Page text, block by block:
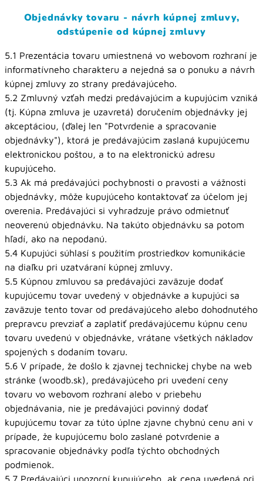
Objednávky tovaru - návrh kúpnej zmluvy,
odstúpenie od kúpnej zmluvy
5.1 Prezentácia tovaru umiestnená vo webovom rozhraní je
informatívneho charakteru a nejedná sa o ponuku a návrh
kúpnej zmluvy zo strany predávajúceho.
5.2 Zmluvný vzťah medzi predávajúcim a kupujúcim vzniká
(tj. Kúpna zmluva je uzavretá) doručením objednávky jej
akceptáciou, (ďalej len "Potvrdenie a spracovanie
objednávky"), ktorá je predávajúcim zaslaná kupujúcemu
elektronickou poštou, a to na elektronickú adresu
kupujúceho.
5.3 Ak má predávajúci pochybnosti o pravosti a vážnosti
objednávky, môže kupujúceho kontaktovať za účelom jej
overenia. Predávajúci si vyhradzuje právo odmietnuť
neoverenú objednávku. Na takúto objednávku sa potom
hľadí, ako na nepodanú.
5.4 Kupujúci súhlasí s použitím prostriedkov komunikácie
na diaľku pri uzatváraní kúpnej zmluvy.
5.5 Kúpnou zmluvou sa predávajúci zaväzuje dodať
kupujúcemu tovar uvedený v objednávke a kupujúci sa
zaväzuje tento tovar od predávajúceho alebo dohodnutého
prepravcu prevziať a zaplatiť predávajúcemu kúpnu cenu
tovaru uvedenú v objednávke, vrátane všetkých nákladov
spojených s dodaním tovaru.
5.6 V prípade, že došlo k zjavnej technickej chybe na web
stránke (woodb.sk), predávajúceho pri uvedení ceny
tovaru vo webovom rozhraní alebo v priebehu
objednávania, nie je predávajúci povinný dodať
kupujúcemu tovar za túto úplne zjavne chybnú cenu ani v
prípade, že kupujúcemu bolo zaslané potvrdenie a
spracovanie objednávky podľa týchto obchodných
podmienok.
5.7 Predávajúci upozorní kupujúceho, ak cena uvedená pri